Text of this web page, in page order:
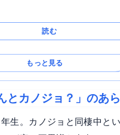
読む
もっと見る
とカノジョ？」のあ
生。カノジョと同棲中と